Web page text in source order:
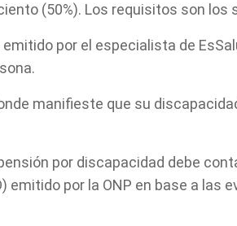
te
(50%). Los requisitos son los
por el especialista de
manifieste que su
por discapacidad debe
emitido por la ONP en base a las